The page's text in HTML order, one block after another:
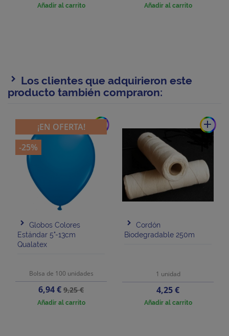
Añadir al carrito Añadir al carrito
Los clientes que adquirieron este
producto también compraron:
add
Globos Colores
Estándar 5"-13cm
Qualatex
Bolsa de 100 unidades
Precio
6,94 €Precio
base
9,25 €
Añadir al carrito
¡EN OFERTA!
-25%
add
Cordón
Biodegradable 250m
1 unidad
Precio
4,25 €
Añadir al carrito